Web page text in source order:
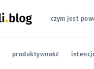
czym jest
produktywność